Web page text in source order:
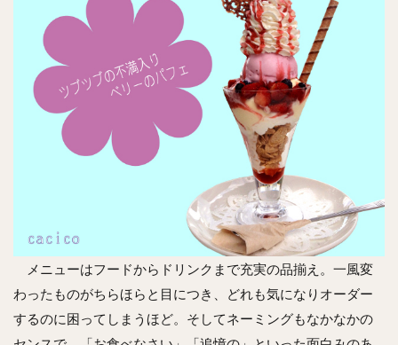
メニューはフードからドリンクまで充実の品揃え。一風変
わったものがちらほらと目につき、どれも気になりオーダー
するのに困ってしまうほど。そしてネーミングもなかなかの